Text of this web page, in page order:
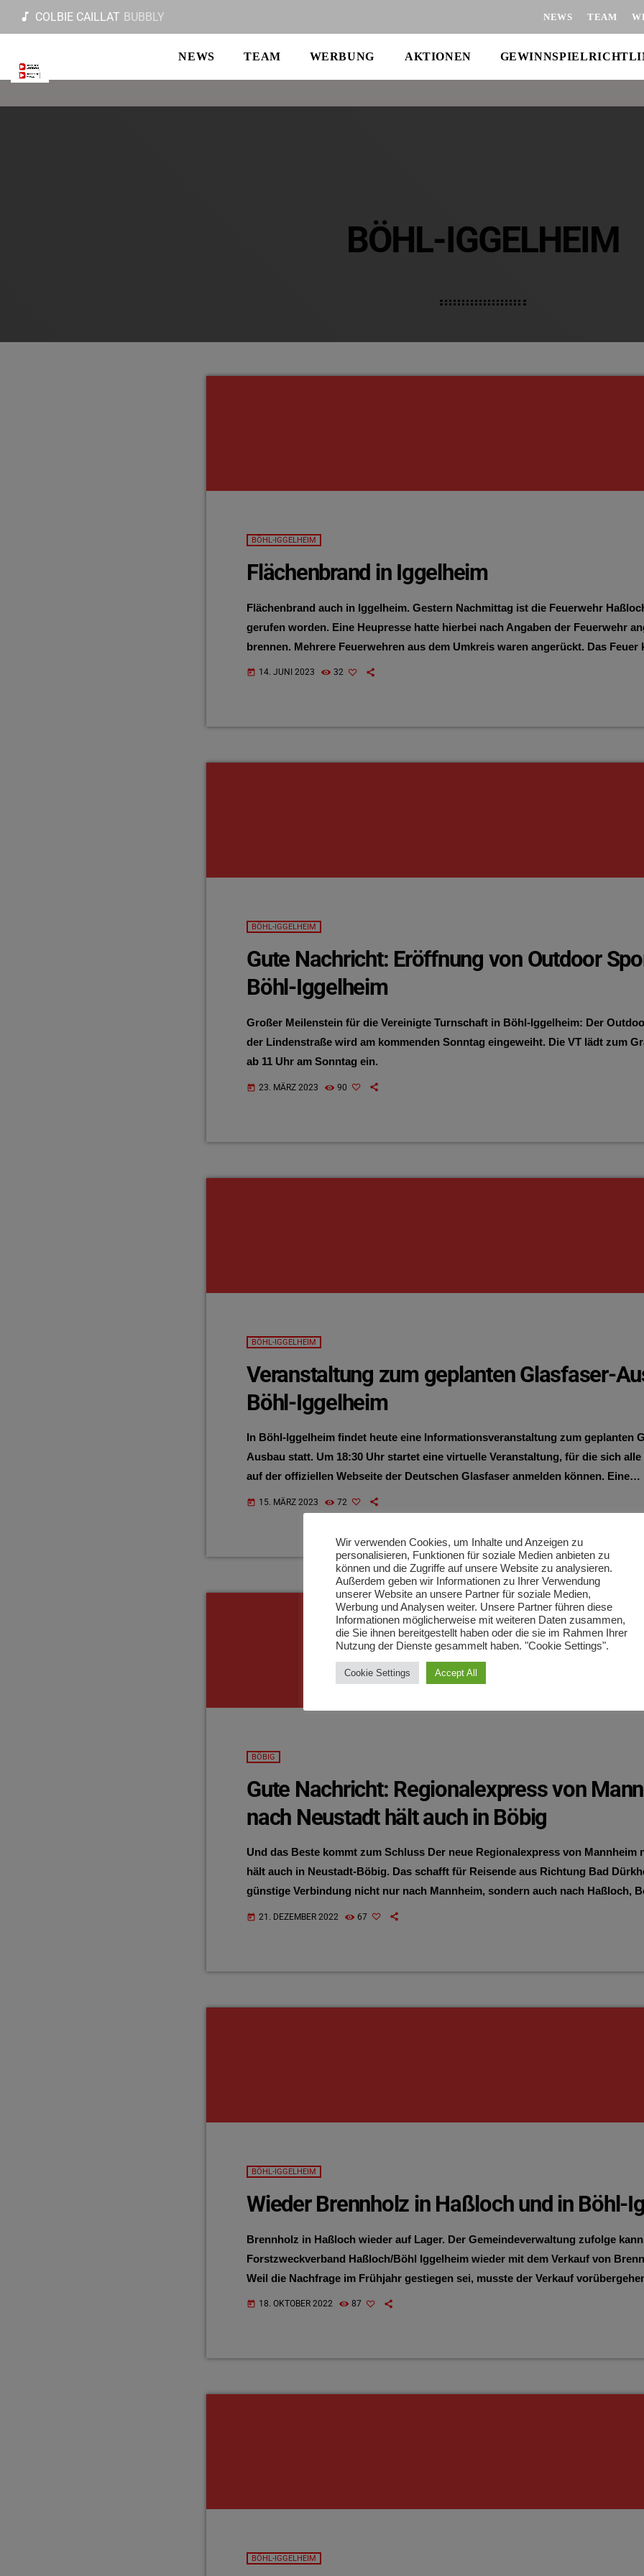
music_note COLBIE CAILLAT BUBBLY NEWS TEAM
NEWS TEAM WERBUNG AKTIONEN
BÖHL-IGGELHEIM
BÖHL-IGGELHEIM
Flächenbrand in Iggelheim
Flächenbrand auch in Iggelheim. Gestern Nachmittag ist die Feuerwehr
gerufen worden. Eine Heupresse hatte hierbei nach Angaben der Feuerwehr
brennen. Mehrere Feuerwehren aus dem Umkreis waren angerückt. Das Feuer
unter Kontrolle gebracht und gelöscht werden.
today 14. JUNI 2023 32
BÖHL-IGGELHEIM
Gute Nachricht: Eröffnung von Outdoor
Böhl-Iggelheim
Großer Meilenstein für die Vereinigte Turnschaft in Böhl-Iggelheim: Der
der Lindenstraße wird am kommenden Sonntag eingeweiht. Die VT lädt zum
ab 11 Uhr am Sonntag ein.
today 23. MÄRZ 2023 90
BÖHL-IGGELHEIM
Veranstaltung zum geplanten Glasfaser-
Böhl-Iggelheim
In Böhl-Iggelheim findet heute eine Informationsveranstaltung zum geplanten
Ausbau statt. Um 18:30 Uhr startet eine virtuelle Veranstaltung, für die sich
auf der offiziellen Webseite der Deutschen Glasfaser anmelden können. Eine
Präsenzveranstaltung findet am 5. April um 19 Uhr in der Wahagnieshalle statt.
today 15. MÄRZ 2023 72
BÖBIG
Gute Nachricht: Regionalexpress von
nach Neustadt hält auch in Böbig
Und das Beste kommt zum Schluss Der neue Regionalexpress von Mannheim
hält auch in Neustadt-Böbig. Das schafft für Reisende aus Richtung Bad
günstige Verbindung nicht nur nach Mannheim, sondern auch nach Haßloch,
und Schifferstadt.
today 21. DEZEMBER 2022 67
BÖHL-IGGELHEIM
Wieder Brennholz in Haßloch und in Böhl-
Brennholz in Haßloch wieder auf Lager. Der Gemeindeverwaltung zufolge
Forstzweckverband Haßloch/Böhl Iggelheim wieder mit dem Verkauf von
Weil die Nachfrage im Frühjahr gestiegen sei, musste der Verkauf
werden, heißt es in einem Zitat von Pressesprecher Marcel Roßmann in einem
today 18. OKTOBER 2022 87
BÖHL-IGGELHEIM
Wir verwenden Cookies, um Inhalte und Anzeigen zu
personalisieren, Funktionen für soziale Medien anbieten zu
können und die Zugriffe auf unsere Website zu analysieren.
Außerdem geben wir Informationen zu Ihrer Verwendung
unserer Website an unsere Partner für soziale Medien,
Werbung und Analysen weiter. Unsere Partner führen diese
Informationen möglicherweise mit weiteren Daten zusammen,
die Sie ihnen bereitgestellt haben oder die sie im Rahmen Ihrer
Nutzung der Dienste gesammelt haben. "Cookie Settings".
Cookie Settings Accept All